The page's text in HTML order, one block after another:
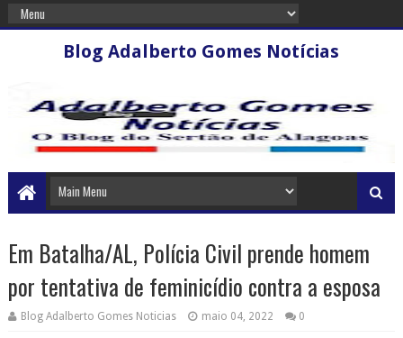
Blog Adalberto Gomes Notícias
Em Batalha/AL, Polícia Civil prende homem
por tentativa de feminicídio contra a esposa
Blog Adalberto Gomes Noticias maio 04, 2022 0